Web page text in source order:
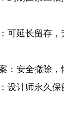
可延长留存，
：安全撤除，
设计师永久保